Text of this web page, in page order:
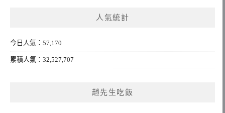
人氣統計
今日人氣：57,170
累積人氣：32,527,707
趙先生吃飯